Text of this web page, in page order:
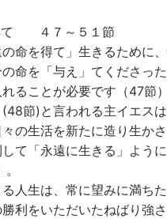
て ４７～５１節
命を得て」生きるために
命を「与え」てくださっ
れることが必要です（47節
節)と言われる主イエス
の生活を新たに造り生か
して「永遠に生きる」よう
人生は、常に望みに満ち
利をいただいたねばり強